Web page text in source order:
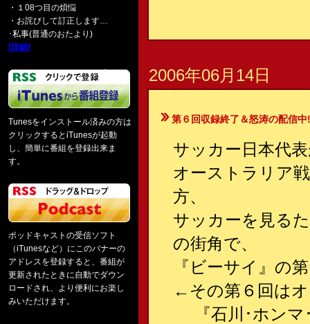
・１08つ目の煩悩
・お詫びして訂正します…
･私事(普通のおたより)
[詳細]
Tunesをインストール済みの方は
クリックするとiTunesが起動
し、簡単に番組を登録出来ま
す。
ポッドキャストの受信ソフト
（iTunesなど）にこのバナーの
アドレスを登録すると、番組が
更新されたときに自動でダウン
ロードされ、より便利にお楽し
みいただけます。
2006年06月14日
第６回収録終了＆怒涛の配信中
サッカー日本代
オーストラリア
方、
サッカーを見る
の街角で、
『ビーサイ』の
←その第６回は
『石川･ホンマ